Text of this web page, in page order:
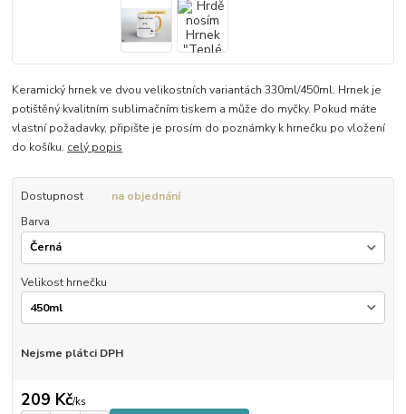
Keramický hrnek ve dvou velikostních variantách 330ml/450ml. Hrnek je
potištěný kvalitním sublimačním tiskem a může do myčky. Pokud máte
vlastní požadavky, připište je prosím do poznámky k hrnečku po vložení
do košíku. celý popis
Dostupnost
na objednání
Barva
Velikost hrnečku
Nejsme plátci DPH
209 Kč/ks